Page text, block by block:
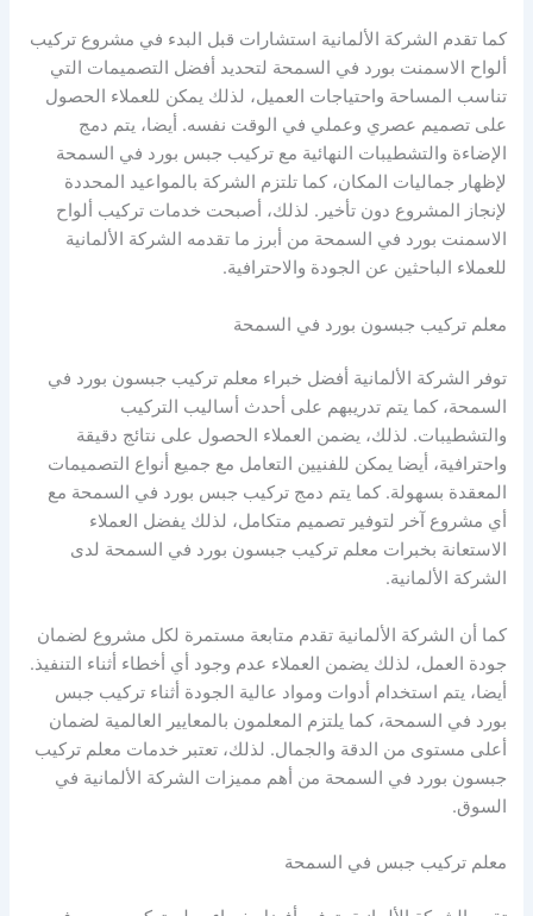
كما تقدم الشركة الألمانية استشارات قبل البدء في مشروع تركيب
ألواح الاسمنت بورد في السمحة لتحديد أفضل التصميمات التي
تناسب المساحة واحتياجات العميل، لذلك يمكن للعملاء الحصول
على تصميم عصري وعملي في الوقت نفسه. أيضا، يتم دمج
الإضاءة والتشطيبات النهائية مع تركيب جبس بورد في السمحة
لإظهار جماليات المكان، كما تلتزم الشركة بالمواعيد المحددة
لإنجاز المشروع دون تأخير. لذلك، أصبحت خدمات تركيب ألواح
الاسمنت بورد في السمحة من أبرز ما تقدمه الشركة الألمانية
للعملاء الباحثين عن الجودة والاحترافية.
معلم تركيب جبسون بورد في السمحة
توفر الشركة الألمانية أفضل خبراء معلم تركيب جبسون بورد في
السمحة، كما يتم تدريبهم على أحدث أساليب التركيب
والتشطيبات. لذلك، يضمن العملاء الحصول على نتائج دقيقة
واحترافية، أيضا يمكن للفنيين التعامل مع جميع أنواع التصميمات
المعقدة بسهولة. كما يتم دمج تركيب جبس بورد في السمحة مع
أي مشروع آخر لتوفير تصميم متكامل، لذلك يفضل العملاء
الاستعانة بخبرات معلم تركيب جبسون بورد في السمحة لدى
الشركة الألمانية.
كما أن الشركة الألمانية تقدم متابعة مستمرة لكل مشروع لضمان
جودة العمل، لذلك يضمن العملاء عدم وجود أي أخطاء أثناء التنفيذ.
أيضا، يتم استخدام أدوات ومواد عالية الجودة أثناء تركيب جبس
بورد في السمحة، كما يلتزم المعلمون بالمعايير العالمية لضمان
أعلى مستوى من الدقة والجمال. لذلك، تعتبر خدمات معلم تركيب
جبسون بورد في السمحة من أهم مميزات الشركة الألمانية في
السوق.
معلم تركيب جبس في السمحة